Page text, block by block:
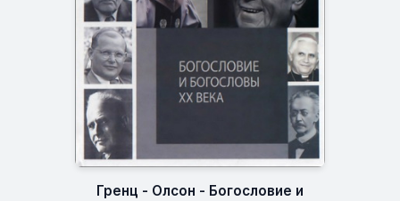
Гренц - Олсон - Богословие и